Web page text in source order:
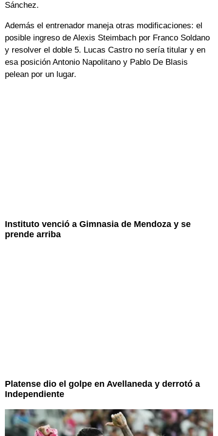
Sánchez.
Además el entrenador maneja otras modificaciones: el
posible ingreso de Alexis Steimbach por Franco Soldano
y resolver el doble 5. Lucas Castro no sería titular y en
esa posición Antonio Napolitano y Pablo De Blasis
pelean por un lugar.
Instituto venció a Gimnasia de Mendoza y se
prende arriba
Platense dio el golpe en Avellaneda y derrotó a
Independiente